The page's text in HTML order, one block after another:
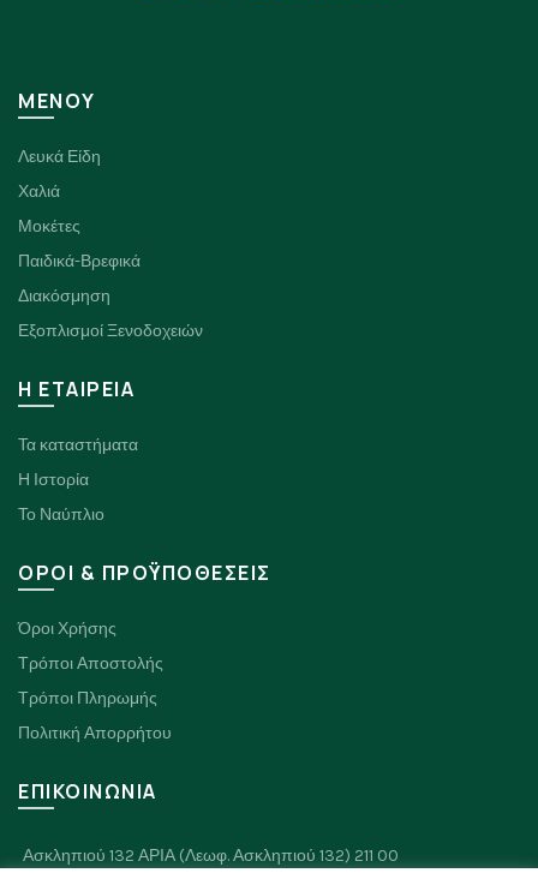
ΜΕΝΟΥ
Λευκά Είδη
Χαλιά
Μοκέτες
Παιδικά-Βρεφικά
Διακόσμηση
Εξοπλισμοί Ξενοδοχειών
H ΕΤΑΙΡΕΙΑ
Τα καταστήματα
Η Ιστορία
Το Ναύπλιο
ΟΡΟΙ & ΠΡΟΫΠΟΘΕΣΕΙΣ
Όροι Χρήσης
Τρόποι Αποστολής
Τρόποι Πληρωμής
Πολιτική Απορρήτου
ΕΠΙΚΟΙΝΩΝΙΑ
Ασκληπιού 132 ΑΡΙΑ (Λεωφ. Ασκληπιού 132) 211 00